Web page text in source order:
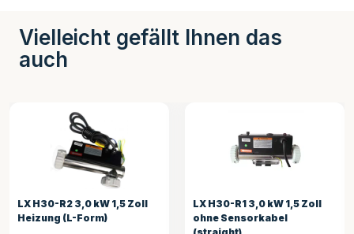
Vielleicht gefällt Ihnen das
auch
Zoll
LX H30-R1 3,0 kW 1,5 Zoll
ohne Sensorkabel
Balboa Heizrohr
Heizung mit Nieten